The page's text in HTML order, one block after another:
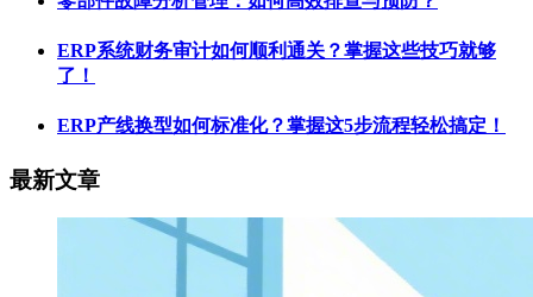
ERP系统财务审计如何顺利通关？掌握这些技巧就够
了！
ERP产线换型如何标准化？掌握这5步流程轻松搞定！
最新文章